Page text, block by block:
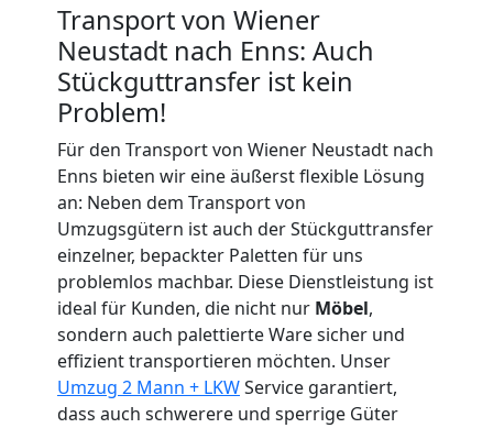
Transport von Wiener
Neustadt nach Enns: Auch
Stückguttransfer ist kein
Problem!
Für den Transport von Wiener Neustadt nach
Enns bieten wir eine äußerst flexible Lösung
an: Neben dem Transport von
Umzugsgütern ist auch der Stückguttransfer
einzelner, bepackter Paletten für uns
problemlos machbar. Diese Dienstleistung ist
ideal für Kunden, die nicht nur Möbel,
sondern auch palettierte Ware sicher und
effizient transportieren möchten. Unser
Umzug 2 Mann + LKWService garantiert,
dass auch schwerere und sperrige Güter
Neustadt
Umzug
für
Senioren
Wiener
Neustadt